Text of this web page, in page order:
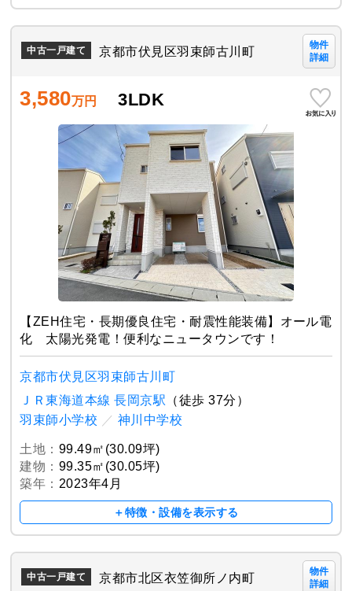
中古一戸建て 京都市伏見区羽束師古川町
物件
詳細
3,580万円 3LDK
【ZEH住宅・長期優良住宅・耐震性能装備】オール電
化 太陽光発電！便利なニュータウンです！
京都市伏見区羽束師古川町
ＪＲ東海道本線 長岡京駅 （徒歩 37分）
羽束師小学校 ／ 神川中学校
土地： 99.49㎡(30.09坪)
建物： 99.35㎡(30.05坪)
築年： 2023年4月
＋特徴・設備を表示する
中古一戸建て 京都市北区衣笠御所ノ内町
物件
詳細